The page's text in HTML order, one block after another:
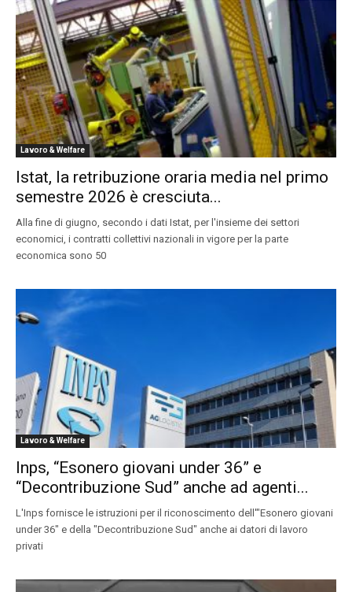
Lavoro & Welfare
Istat, la retribuzione oraria media nel primo
semestre 2026 è cresciuta...
Alla fine di giugno, secondo i dati Istat, per l'insieme dei settori
economici, i contratti collettivi nazionali in vigore per la parte
economica sono 50
Lavoro & Welfare
Inps, “Esonero giovani under 36” e
“Decontribuzione Sud” anche ad agenti...
L'Inps fornisce le istruzioni per il riconoscimento dell'"Esonero giovani
under 36" e della "Decontribuzione Sud" anche ai datori di lavoro
privati